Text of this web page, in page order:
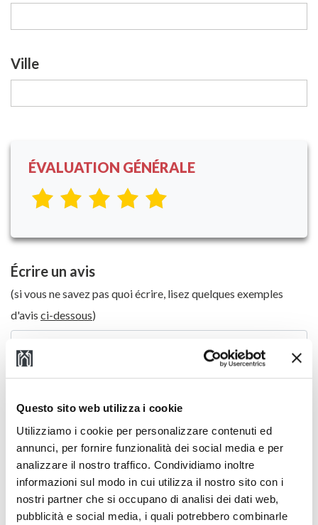
Questo sito web utilizza i cookie
Utilizziamo i cookie per personalizzare contenuti ed
annunci, per fornire funzionalità dei social media e per
analizzare il nostro traffico. Condividiamo inoltre
informazioni sul modo in cui utilizza il nostro sito con i
nostri partner che si occupano di analisi dei dati web,
pubblicità e social media, i quali potrebbero combinarle
Ville
ÉVALUATION GÉNÉRALE
Écrire un avis
(si vous ne savez pas quoi écrire, lisez quelques exemples
d'avis ci-dessous)